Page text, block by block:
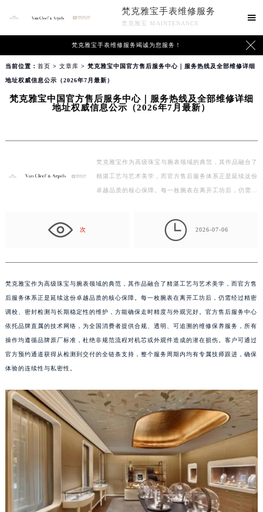
梵克雅宝手表维修服务
梵克雅宝 MAINTENANCE

梵克雅宝手表维修服务竭诚为您服务！ 
当前位置： 首页 > 文章库 > 梵克雅宝中国官方售后服务中心｜服务热线及全部维修详细
地址权威信息公示（2026年7月最新）
梵克雅宝中国官方售后服务中心｜服务热线及全部维修详细
地址权威信息公示（2026年7月最新）
梵克雅宝作为高级珠宝与腕表领域的典范，其作品融合了
精湛工艺与艺术美学，而官方售后服务体系正是延续这份
卓越品质的核心保障。每一枚腕表在离开工坊后，仍需…
次  2026-07-06
梵克雅宝作为高级珠宝与腕表领域的典范，其作品融合了精湛工艺与艺术美学，而官方售
后服务体系正是延续这份卓越品质的核心保障。每一枚腕表在离开工坊后，仍需经过精密
调校、密封检测与长期稳定性的维护，方能确保走时精度与外观完好。官方售后服务中心
依托品牌直属的技术网络，为全国消费者提供合规、透明、可追溯的维修保养服务，所有
操作均遵循品牌原厂标准，杜绝非规范流程对机芯或外观件造成的潜在损伤。客户可通过
官方预约通道获得从检测到交付的全链条支持，整个服务周期内均有专属技师跟进，确保
体验的连续性与私密性。